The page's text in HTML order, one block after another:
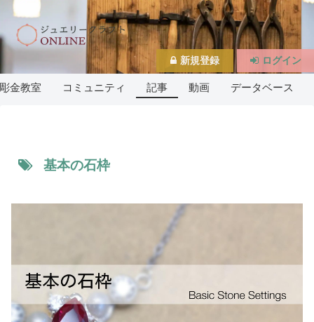
金教室 コミュニティ 記事 動画 データベース
基本の石枠
新規登録 ログイン